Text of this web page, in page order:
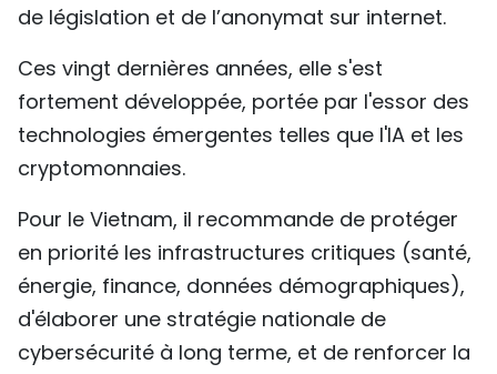
de législation et de l’anonymat sur internet.
Ces vingt dernières années, elle s'est
fortement développée, portée par l'essor des
technologies émergentes telles que l'IA et les
cryptomonnaies.
Pour le Vietnam, il recommande de protéger
en priorité les infrastructures critiques (santé,
énergie, finance, données démographiques),
d'élaborer une stratégie nationale de
cybersécurité à long terme, et de renforcer la